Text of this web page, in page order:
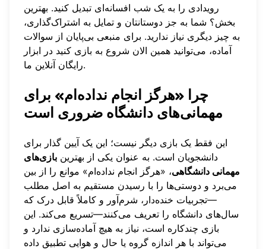
رویدادی را به یک شب افسانه‌ای تبدیل کنید. بهترین
بخش؟ شما به جز دوستانتان و تمایل به اشتراک‌گذاری،
به چیز دیگری نیاز ندارید. برای منبعی بی‌پایان از سوالات
آماده، می‌توانید همین الان شروع به بازی کنید در ابزار
رایگان آنلاین ما.
چرا «هرگز انجام نداده‌ام» برای
مهمانی‌های دانشگاه ضروری است
این فقط یک بازی دیگر نیست؛ این یک آیین گذار برای
دانشجویان است. به عنوان یکی از بهترین بازی‌های
مهمانی دانشگاهی، «هرگز انجام نداده‌ام» موانع را از بین
می‌برد و دوستی‌ها را با رسیدن مستقیم به اصل مطلب
—تجربیات خنده‌دار، شرم‌آور و کاملاً قابل درک که
سال‌های دانشگاه را تعریف می‌کنند—تسریع می‌کند. این
بازی چندکاره است، نیاز به هیچ آماده‌سازی ندارد و
می‌تواند با هر اندازه گروه یا حال و هوایی تطبیق داده